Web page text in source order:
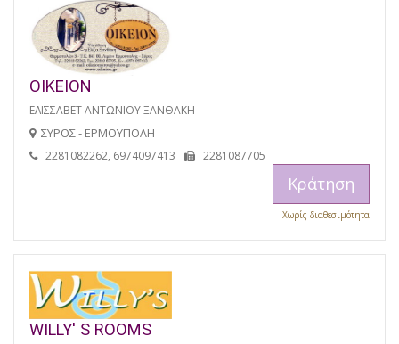
ΟΙΚΕΙΟΝ
ΕΛΙΣΣΑΒΕΤ ΑΝΤΩΝΙΟΥ ΞΑΝΘΑΚΗ
ΣΥΡΟΣ - ΕΡΜΟΥΠΟΛΗ
2281082262, 6974097413 2281087705
Κράτηση
Χωρίς διαθεσιμότητα
WILLY' S ROOMS